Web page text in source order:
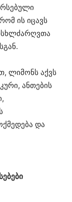
ის იცავს
ლიმონს აქვს
ანთების
და